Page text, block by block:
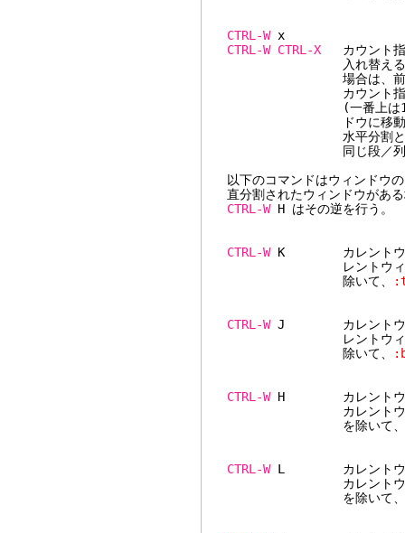
CTRL-W
CTRL-W CTRL-X カウント指
入れ替える。次のウィ
場合は、前(1つ上)
カウント指定有り:
(一番上は1番目)を入
ドウに移動す
水平分割と垂直分割が
同じ段／列の中だけ
以下のコマンドはウィンドウ
直分割されたウィンドウがあ
CTRL-WH はその逆を行う。
CTRL-WK カレントウィン
レントウィンドウに適
除いて、
CTRL-WJ カレントウィンド
レントウィンドウに適
除いて、
CTRL-WH カレントウィン
カレントウィンドウに
を除いて、
CTRL-WL カレントウィンド
カレントウィンドウに
を除いて、